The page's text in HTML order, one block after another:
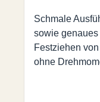
Schmale
sowie
Festziehen
ohne